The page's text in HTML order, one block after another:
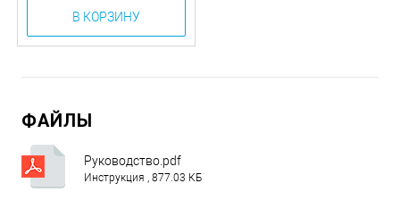
В КОРЗИНУ
ФАЙЛЫ
Руководство.pdf
Инструкция , 877.03 КБ